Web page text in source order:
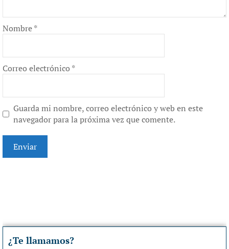
Nombre*
Correo electrónico *
Guarda mi nombre, correo electrónico y web en este
navegador para la próxima vez que comente.
¿Te llamamos?